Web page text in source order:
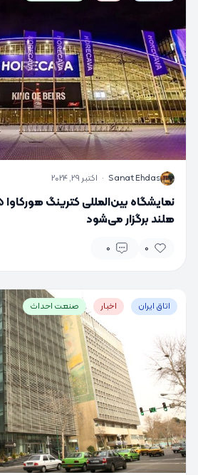
S
Sanat Ehdas
· اکتبر 29, 2024
هلند برگزار می‌شود
0
0
اتاق ایران اخبار صنعت احداث